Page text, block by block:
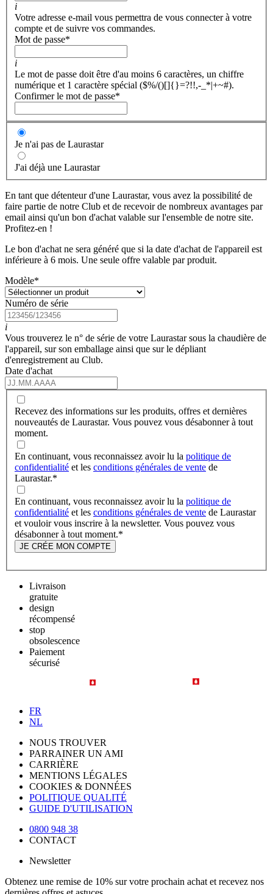
i
Votre adresse e-mail vous permettra de vous connecter à votre
compte et de suivre vos commandes.
Mot de passe*
i
Le mot de passe doit être d'au moins 6 caractères, un chiffre
numérique et 1 caractère spécial ($%/()[]{}=?!!,-_*|+~#).
Confirmer le mot de passe*
Je n'ai pas de Laurastar
J'ai déjà une Laurastar
En tant que détenteur d'une Laurastar, vous avez la possibilité de
faire partie de notre Club et de recevoir de nombreux avantages par
email ainsi qu'un bon d'achat valable sur l'ensemble de notre site.
Profitez-en !
Le bon d'achat ne sera généré que si la date d'achat de l'appareil est
inférieure à 6 mois. Une seule offre valable par produit.
Modèle*
Numéro de série
i
Vous trouverez le n° de série de votre Laurastar sous la chaudière de
l'appareil, sur son emballage ainsi que sur le dépliant
d'enregistrement au Club.
Date d'achat
Recevez des informations sur les produits, offres et dernières
nouveautés de Laurastar. Vous pouvez vous désabonner à tout
moment.
En continuant, vous reconnaissez avoir lu la politique de
confidentialité et les conditions générales de vente de
Laurastar.*
En continuant, vous reconnaissez avoir lu la politique de
confidentialité et les conditions générales de vente de Laurastar
et vouloir vous inscrire à la newsletter. Vous pouvez vous
désabonner à tout moment.*
JE CRÉE MON COMPTE
Livraison
gratuite
design
récompensé
stop
obsolescence
Paiement
sécurisé
FR
NL
NOUS TROUVER
PARRAINER UN AMI
CARRIÈRE
MENTIONS LÉGALES
COOKIES & DONNÉES
POLITIQUE QUALITÉ
GUIDE D'UTILISATION
0800 948 38
CONTACT
Newsletter
Obtenez une remise de 10% sur votre prochain achat et recevez nos